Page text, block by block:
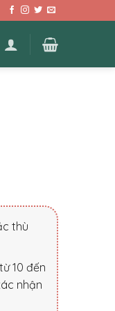
thù
10 đến
nhận